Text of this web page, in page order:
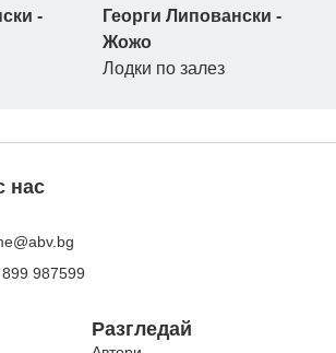
-
Георги Липовански -
Жожо
Лодки по залез
Разгледай
нас
987599